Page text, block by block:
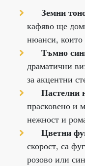
Земни
кафяво ще
нюанси, които
Тъмно
драматични
за акцентни
Пастелни
прасковено и
нежност и
Цветни
скорост, са
розово или